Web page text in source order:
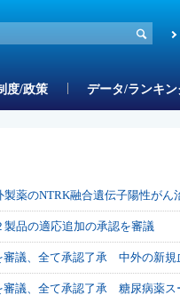
度/政策 データ/ランキン
薬のNTRK融合遺伝子陽性がん
品の適応追加の承認を審議
議、全て承認了承 中外の新規
議、全て承認了承 糖尿病薬ス